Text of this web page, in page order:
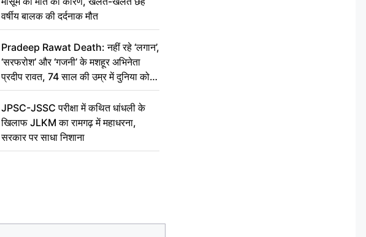
वर्षीय बालक की दर्दनाक मौत
Pradeep Rawat Death: नहीं रहे ‘लगान’,
‘सरफरोश’ और ‘गजनी’ के मशहूर अभिनेता
प्रदीप रावत, 74 साल की उम्र में दुनिया को
कहा अलविदा
JPSC-JSSC परीक्षा में कथित धांधली के
खिलाफ JLKM का रामगढ़ में महाधरना,
सरकार पर साधा निशाना